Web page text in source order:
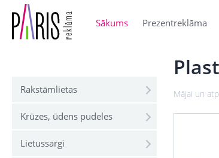
Sākums Prezentreklāma
Rakstāmlietas
Krūzes, ūdens pudeles
Lietussargi
Mājai un